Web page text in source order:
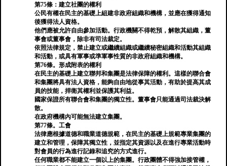
第75條：建立社團的權利
公民有權在民主的基礎上組建非政府組織和機構，並應在獲得通知
後獲得法人資格。
他們應被允許自由參加活動。行政機關不得乾預，解散其組織，董
事會或董事會，除非有司法裁定。
依照法律規定，禁止建立或繼續組織或繼續秘密組織和活動其組織
和活動，或具有軍事或準軍事性質的非政府組織和機構。
第76條。形成附表的權利
在民主的基礎上建立聯邦和集團是法律保障的權利。這樣的聯合會
和集團將具有法人資格，能夠自由地從事其活動，有助於提高其成
員的技能，捍衛其權利並保護其利益。
國家保證所有聯合會和集團的獨立性。董事會只能通過司法裁決解
散。
在政府機構內可能無法建立集團。
第77條。工會
法律應根據道德和職業道德規範，在民主的基礎上規範專業集團的
建立和管理，保障其獨立性，並指定其資源以及在進行專業活動時
對會員的行為進行記錄和追究的方式進行。
任何職業都不能建立一個以上的集團。行政團體不得強加接管權，